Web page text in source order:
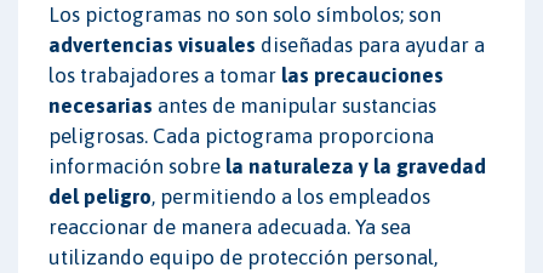
Los pictogramas no son solo símbolos; son
advertencias visuales diseñadas para ayudar a
los trabajadores a tomar las precauciones
necesarias antes de manipular sustancias
peligrosas. Cada pictograma proporciona
información sobre la naturaleza y la gravedad
del peligro, permitiendo a los empleados
reaccionar de manera adecuada. Ya sea
utilizando equipo de protección personal,